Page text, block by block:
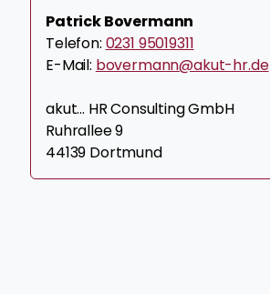
Patrick Bovermann
Telefon: 0231 95019311
E-Mail: bovermann@akut-hr.de
akut... HR Consulting GmbH
Ruhrallee 9
44139 Dortmund